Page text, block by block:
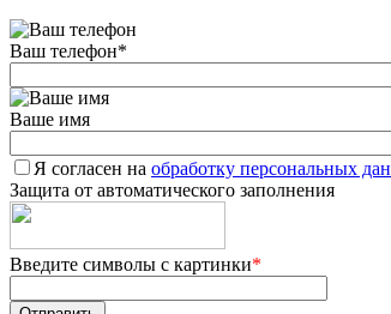
Ваш телефон*
Ваше имя
Я согласен на обработку персональных
Защита от автоматического заполнения
Введите символы с картинки*